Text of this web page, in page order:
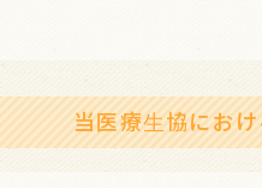
当医療生協にお